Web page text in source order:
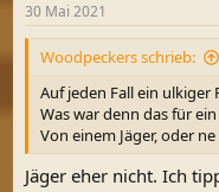
e
n
30 Mai 2021
Woodpeckers schrieb:
Auf jeden Fall ein ulkiger
Was war denn das für
Von einem Jäger, oder
Jäger eher nicht. Ich